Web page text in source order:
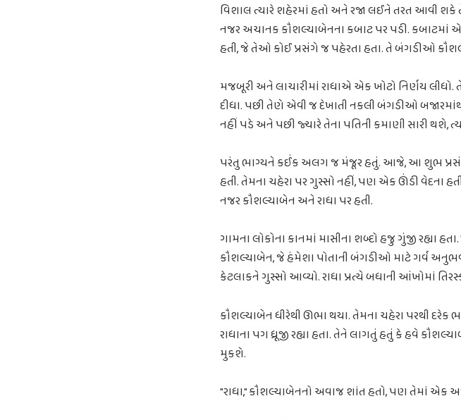
વિશાલ ત્યારે શહેરમાં હતો અને રજા લઈને તરત આવી શકે
નજર અચાનક કૌશલ્યાબેનના કબાટ પર પડી. કબાટમાં
હતી, જે તેઓ કોઈ પ્રસંગે જ પહેરતા હતા. તે બંગડીઓ
મજબૂરી અને લાચારીમાં રાધાએ એક ખોટો નિર્ણય
દીધા. પછી તેણે એવી જ દેખાતી નકલી બંગડીઓ
નહીં પડે અને પછી જ્યારે તેના પતિની કમાણી સારી થશે,
પરંતુ ભાગ્યને કઈંક અલગ જ મંજૂર હતું. આજે, આ શુભ પ્રસંગે
હતી. તેમના ચહેરા પર ગુસ્સો નહીં, પણ એક ઊંડી વેદના
નજર કૌશલ્યાબેન અને રાધા પર હતી.
ગામના લોકોના કાનમાં માસીના શબ્દો હજુ ગુંજી રહ્યા
કૌશલ્યાબેન, જે હંમેશા પોતાની બંગડીઓ માટે ગર્વ
કેટલાકને ગુસ્સો આવ્યો. રાધા પ્રત્યે બધાની આંખોમાં
કૌશલ્યાબેન ધીરેથી ઊભા થયા. તેમના ચહેરા પરથી
રાધાના પગ ધ્રૂજી રહ્યા હતા. તેને લાગતું હતું કે હવે
મુકશે.
"રાધા," કૌશલ્યાબેનનો અવાજ શાંત હતો, પણ તેમાં એક